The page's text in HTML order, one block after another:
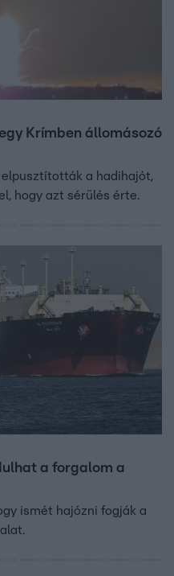
Krímben állomásozó
a hadihajót,
hogy azt sérülés érte.
a forgalom a
ismét hajózni fogják a